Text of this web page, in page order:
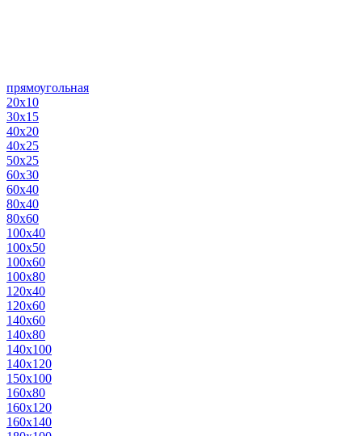
прямоугольная
20х10
30х15
40х20
40х25
50х25
60х30
60х40
80х40
80х60
100х40
100х50
100х60
100х80
120х40
120х60
140х60
140х80
140х100
140х120
150х100
160х80
160х120
160х140